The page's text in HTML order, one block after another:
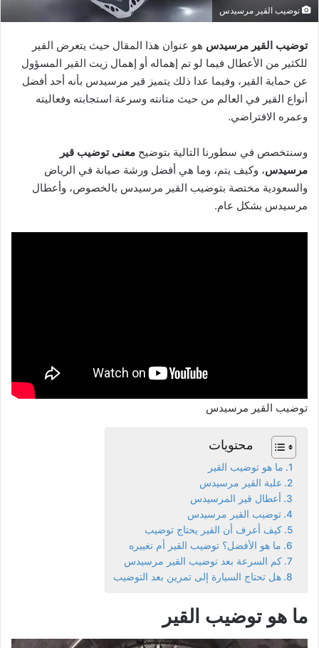
توضيب القير مرسيدس
توضيب القير مرسيدس هو عنوان هذا المقال حيث يتعرض القير
للكثير من الأعطال فيما لو تم إهماله أو إهمال زيت القير المسؤول
عن حماية القير، وفيما عدا ذلك يتميز قير مرسيدس بأنه أحد أفضل
أنواع القير في العالم من حيث متانته وسرعة استجابته وفعاليته
وعمره الافتراضي.
وسنتخصص في سطورنا التالية بتوضيح معنى توضيب قير
مرسيدس، وكيف يتم، وما هي أفضل ورشة صيانة في الرياض
والسعودية مختصة بتوضيب القير مرسيدس بالخصوص، وأعطال
مرسيدس بشكل عام.
توضيب القير مرسيدس
محتويات
ما هو توضيب القير
علبة القير مرسيدس
أعطال قير المرسيدس
توضيب القير مرسيدس
كيف أعرف أن القير يحتاج توضيب
ما هو الأفضل؟ توضيب القير أم تغييره
كم السرعة بعد توضيب القير مرسيدس
هل تحتاج السيارة إلى تمرين بعد التوضيب
ما هو توضيب القير